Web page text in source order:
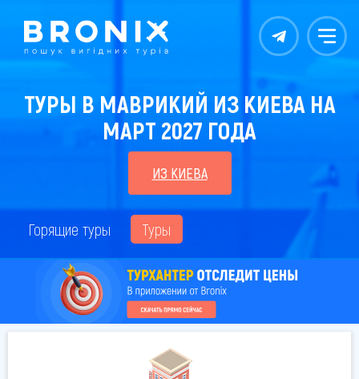
Контакты Меню
ТУРЫ В МАВРИКИЙ ИЗ КИЕВА НА
МАРТ 2027 ГОДА
ИЗ КИЕВА
Горящие туры Туры